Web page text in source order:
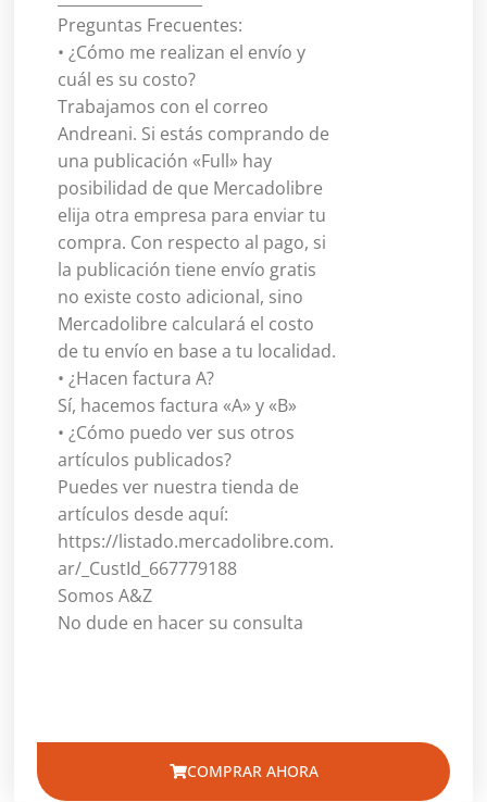
Preguntas Frecuentes:
• ¿Cómo me realizan el envío y
cuál es su costo?
Trabajamos con el correo
Andreani. Si estás comprando de
una publicación «Full» hay
posibilidad de que Mercadolibre
elija otra empresa para enviar tu
compra. Con respecto al pago, si
la publicación tiene envío gratis
no existe costo adicional, sino
Mercadolibre calculará el costo
de tu envío en base a tu localidad.
• ¿Hacen factura A?
Sí, hacemos factura «A» y «B»
• ¿Cómo puedo ver sus otros
artículos publicados?
Puedes ver nuestra tienda de
artículos desde aquí:
https://listado.mercadolibre.com.
ar/_CustId_667779188
Somos A&Z
No dude en hacer su consulta
COMPRAR AHORA